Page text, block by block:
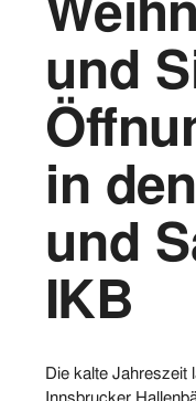
Logos
Bilder
Kontakt
und
in
und
IKB
Die kalte Jahreszeit